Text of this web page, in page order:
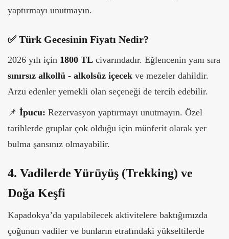
yaptırmayı unutmayın.
✅ Türk Gecesinin Fiyatı Nedir?
2026 yılı için 1800 TL civarındadır. Eğlencenin yanı sıra
sınırsız alkollü - alkolsüz içecek ve mezeler dahildir.
Arzu edenler yemekli olan seçeneği de tercih edebilir.
📌 İpucu: Rezervasyon yaptırmayı unutmayın. Özel
tarihlerde gruplar çok olduğu için münferit olarak yer
bulma şansınız olmayabilir.
4. Vadilerde Yürüyüş (Trekking) ve
Doğa Keşfi
Kapadokya’da yapılabilecek aktivitelere baktığımızda
çoğunun vadiler ve bunların etrafındaki yükseltilerde